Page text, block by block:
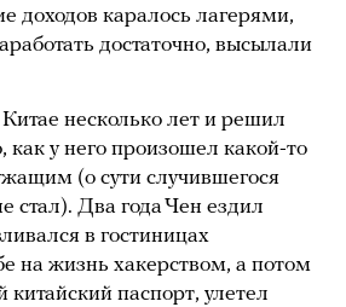
доходов каралось лагерями,
достаточно, высылали
несколько лет и решил
как у него произошел какой-то
(о сути случившегося
стал). Два года Чен ездил
в гостиницах
на жизнь хакерством, а потом
паспорт, улетел